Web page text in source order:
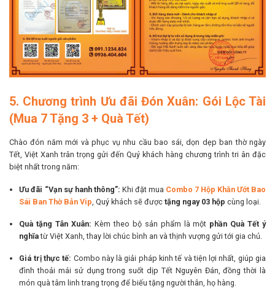
5. Chương trình Ưu đãi Đón Xuân: Gói Lộc Tài
(Mua 7 Tặng 3 + Quà Tết)
Chào đón năm mới và phục vụ nhu cầu bao sái, dọn dẹp ban thờ ngày
Tết, Việt Xanh trân trọng gửi đến Quý khách hàng chương trình tri ân đặc
biệt nhất trong năm:
Ưu đãi “Vạn sự hanh thông”: Khi đặt mua Combo 7 Hộp Khăn Ướt Bao
Sái Ban Thờ Bản Vip , Quý khách sẽ đượctặng ngay 03 hộp cùng loại.
Quà tặng Tân Xuân: Kèm theo bộ sản phẩm là một phần Quà Tết ý
nghĩatừ Việt Xanh, thay lời chúc bình an và thịnh vượng gửi tới gia chủ.
Giá trị thực tế: Combo này là giải pháp kinh tế và tiện lợi nhất, giúp gia
đình thoải mái sử dụng trong suốt dịp Tết Nguyên Đán, đồng thời là
món quà tâm linh trang trọng để biếu tặng người thân, họ hàng.